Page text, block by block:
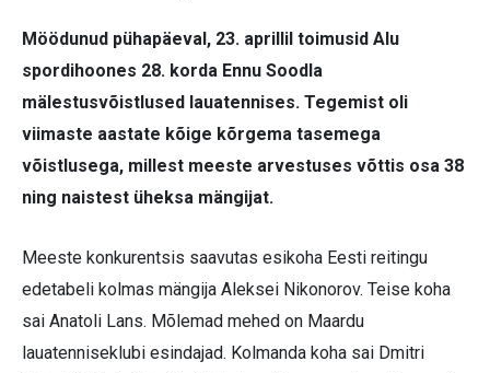
Möödunud pühapäeval, 23. aprillil toimusid Alu
spordihoones 28. korda Ennu Soodla
mälestusvõistlused lauatennises. Tegemist oli
viimaste aastate kõige kõrgema tasemega
võistlusega, millest meeste arvestuses võttis osa 38
ning naistest üheksa mängijat.
Meeste konkurentsis saavutas esikoha Eesti reitingu
edetabeli kolmas mängija Aleksei Nikonorov. Teise koha
sai Anatoli Lans. Mõlemad mehed on Maardu
lauatenniseklubi esindajad. Kolmanda koha sai Dmitri